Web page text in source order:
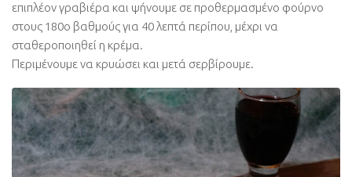
επιπλέον γραβιέρα και ψήνουμε σε προθερμασμένο φούρνο
στους 180ο βαθμούς για 40 λεπτά περίπου, μέχρι να
σταθεροποιηθεί η κρέμα.
Περιμένουμε να κρυώσει και μετά σερβίρουμε.